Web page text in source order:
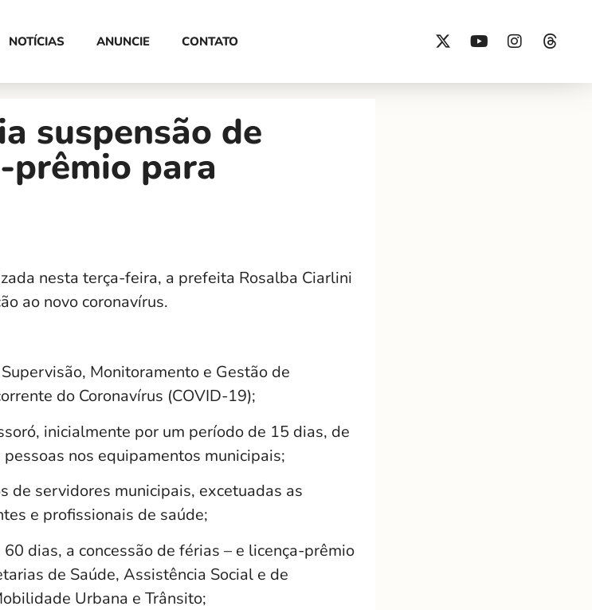
NOTÍCIAS ANUNCIE CONTATO
suspensão de
prêmio para
nesta terça-feira, a prefeita Rosalba Ciarlini
ao novo coronavírus.
Monitoramento e Gestão de
do Coronavírus (COVID-19);
inicialmente por um período de 15 dias, de
nos equipamentos municipais;
de servidores municipais, excetuadas as
e profissionais de saúde;
dias, a concessão de férias – e licença-prêmio
de Saúde, Assistência Social e de
Urbana e Trânsito;